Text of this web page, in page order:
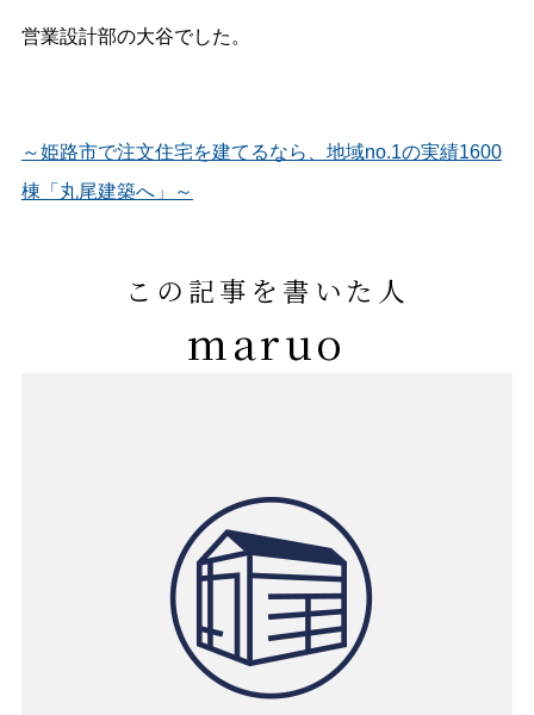
営業設計部の大谷でした。
～姫路市で注文住宅を建てるなら、地域no.1の実績1600
棟「丸尾建築へ」～
この記事を書いた人
maruo